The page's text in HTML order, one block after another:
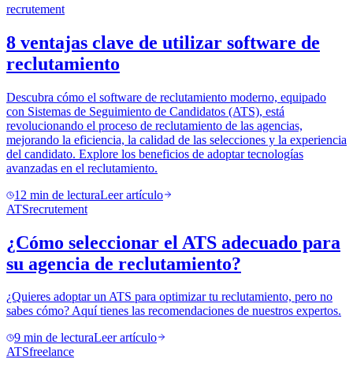
recrutement
8 ventajas clave de utilizar software de
reclutamiento
Descubra cómo el software de reclutamiento moderno, equipado
con Sistemas de Seguimiento de Candidatos (ATS), está
revolucionando el proceso de reclutamiento de las agencias,
mejorando la eficiencia, la calidad de las selecciones y la experiencia
del candidato. Explore los beneficios de adoptar tecnologías
avanzadas en el reclutamiento.
12 min de lecturaLeer artículo
ATSrecrutement
¿Cómo seleccionar el ATS adecuado para
su agencia de reclutamiento?
¿Quieres adoptar un ATS para optimizar tu reclutamiento, pero no
sabes cómo? Aquí tienes las recomendaciones de nuestros expertos.
9 min de lecturaLeer artículo
ATSfreelance